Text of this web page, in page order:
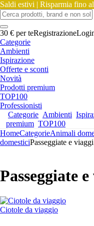
Saldi estivi | Risparmia fino
30 € per teRegistrazione
Categorie
Ambienti
Ispirazione
Offerte e sconti
Novità
Prodotti premium
TOP100
Professionisti
Categorie Ambienti
premium TOP100
HomeCategorieAnimali
domesticiPasseggiate e viaggi
Passeggiate
Ciotole da viaggio